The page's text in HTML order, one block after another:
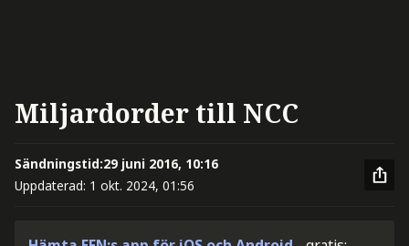
Miljardorder till NCC
Sändningstid:29 juni 2016, 10:16
Uppdaterad: 1 okt. 2024, 01:56